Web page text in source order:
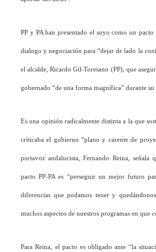
PP y PA han presentado el suyo como un pacto
dialogo y negociación para “dejar de lado la
el alcalde, Ricardo Gil-Toresano (PP), que
gobernado “de una forma magnífica” durante su
Es una opinión radicalmente distinta a la que
criticaba el gobierno “plano y carente de
portavoz andalucista, Fernando Reina, señala
pacto PP-PA es “perseguir un mejor futuro
diferencias que podamos tener y
muchos aspectos de nuestros programas en que
Para Reina, el pacto es obligado ante “la